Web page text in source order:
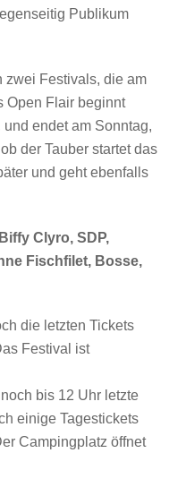
Publikum
zwei Festivals, die am
Open Flair beginnt
endet am Sonntag,
der Tauber startet das
und geht ebenfalls
Biffy Clyro, SDP,
Fischfilet, Bosse,
die letzten Tickets
Festival ist
bis 12 Uhr letzte
einige Tagestickets
Campingplatz öffnet